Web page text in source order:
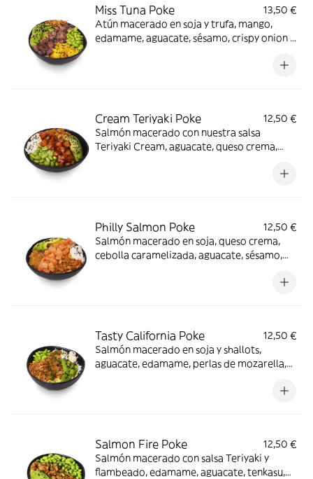
Miss Tuna Poke
13,50 €
Atún macerado en soja y trufa, mango,
edamame, aguacate, sésamo, crispy onion y
Cream Teriyaki Poke
12,50 €
Salmón macerado con nuestra salsa
Teriyaki Cream, aguacate, queso crema,
salsa Soy Cream ¡La opción más asiática!
Philly Salmon Poke
12,50 €
Salmón macerado en soja, queso crema,
cebolla caramelizada, aguacate, sésamo,
Tasty California Poke
12,50 €
Salmón macerado en soja y shallots,
aguacate, edamame, perlas de mozarella,
salsa Tasty Original ¡Este poke es un vicio!
Salmon Fire Poke
12,50 €
Salmón macerado con salsa Teriyaki y
flambeado, edamame, aguacate, tenkasu,